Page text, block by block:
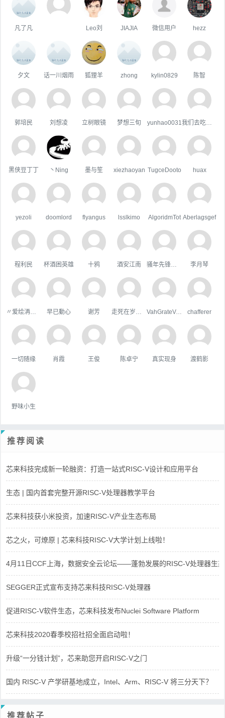
凡了凡 Leo刘 JIAJIA 微信用户 hezz
夕文 话一川烟雨 狐狸羊 zhong kylin0829 陈智
郭培民 刘想凌 立树眼镜 梦想三旬 yunhao0031
黑侠豆丁丁 丶Ning 墨与笙 xiezhaoyan TugceDooto huax
yezoli doomlord flyangus lsslkimo AlgoridmTot Aberlagsgef
程利民 杯酒困英雄 十鸦 酒安江南 李月琴
早已動心 谢芳 VahGrateVek chafferer
一切随缘 肖霞 王俊 陈卓宁 真实现身 渡鹤影
野味小生
推荐阅读
芯来科技完成新一轮融资：打造一站式RISC-V设计和应用平台
生态 | 国内首套完整开源RISC-V处理器教学平台
芯来科技获小米投资，加速RISC-V产业生态布局
芯之火，可燎原 | 芯来科技RISC-V大学计划上线啦！
4月11日CCF上海，数据安全云论坛——蓬勃发展的RISC-V处理器生态
SEGGER正式宣布支持芯来科技RISC-V处理器
促进RISC-V软件生态，芯来科技发布Nuclei Software Platform
芯来科技2020春季校招社招全面启动啦！
升级“一分钱计划”，芯来助您开启RISC-V之门
国内 RISC-V 产学研基地成立，Intel、Arm、RISC-V 将三分天下？
推荐帖子